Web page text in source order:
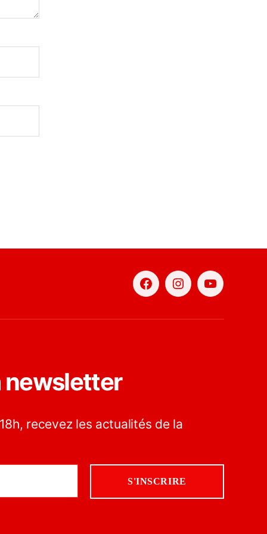
FacebookInstagramYouTube
newsletter
recevez les actualités de la